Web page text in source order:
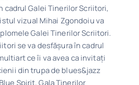
cadrul Galei Tinerilor Scriitori,
vizual Mihai Zgondoiu va
Galei Tinerilor Scriitori.
se va desfăşura în cadrul
ce îi va avea ca invitați
din trupa de blues&jazz
Spirit. Gala Tinerilor